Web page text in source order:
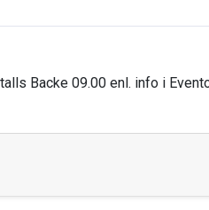
Backe 09.00 enl. info i